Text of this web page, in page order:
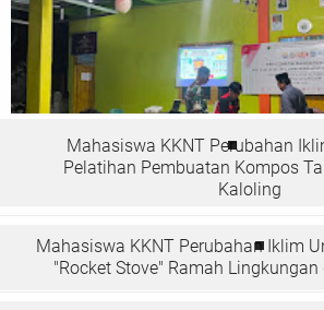
Mahasiswa KKNT Perubahan
Pelatihan Pembuatan Kompos
Kaloling
Mahasiswa KKNT Perubahan Iklim
"Rocket Stove" Ramah